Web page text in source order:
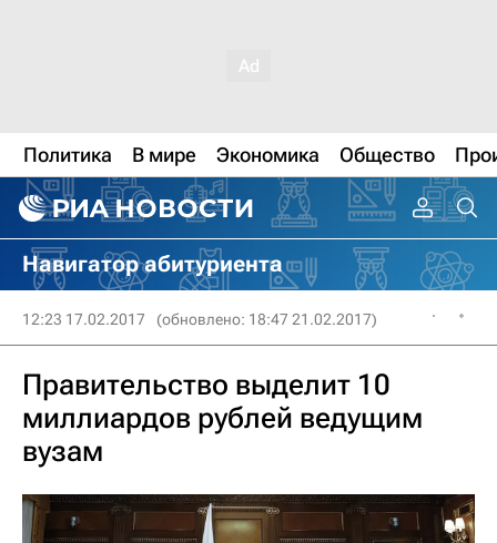
Политика В мире Экономика Общество
Навигатор абитуриента
12:23 17.02.2017 (обновлено: 18:47 21.02.2017)
Правительство выделит 10
миллиардов рублей ведущим
вузам